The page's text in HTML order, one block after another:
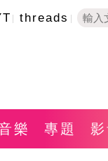
threads
樂 專題 影